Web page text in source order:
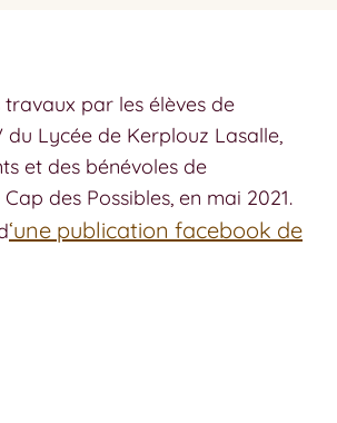
travaux par les élèves de
du Lycée de Kerplouz Lasalle,
et des bénévoles de
des Possibles, en mai 2021.
‘une publication facebook de